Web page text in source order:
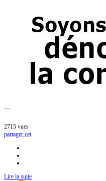
...
2715 vues
partager cet
Lire la suite